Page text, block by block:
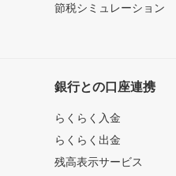
節税シミュレーション
銀行との口座連携
らくらく入金
らくらく出金
残高表示サービス